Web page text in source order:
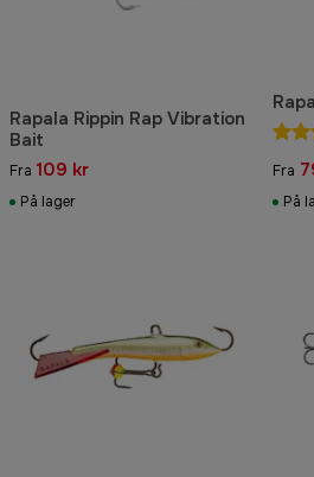
Rapala Rippin Rap Vibration
Bait
Fra 109 kr
På lager
Fra
På